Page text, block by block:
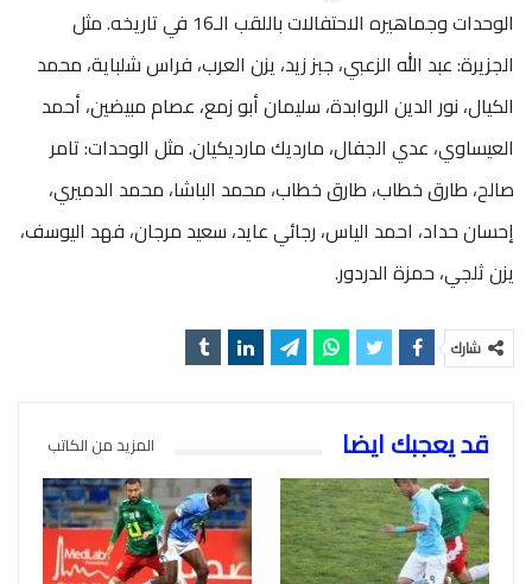
الوحدات وجماهيره الاحتفالات باللقب الـ16 في تاريخه. مثل
الجزيرة: عبد الله الزعبي، جبز زيد، يزن العرب، فراس شلباية، محمد
الكيال، نور الدين الروابدة، سليمان أبو زمع، عصام مبيضين، أحمد
العيساوي، عدي الجفال، مارديك مارديكيان. مثل الوحدات: تامر
صالح، طارق خطاب، طارق خطاب، محمد الباشا، محمد الدميري،
إحسان حداد، احمد الياس، رجائي عايد، سعيد مرجان، فهد اليوسف،
يزن ثلجي، حمزة الدردور.
شارك
قد يعجبك ايضا المزيد من الكاتب